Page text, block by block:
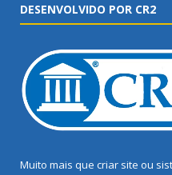
DESENVOLVIDO POR CR2
Muito mais que criar site ou